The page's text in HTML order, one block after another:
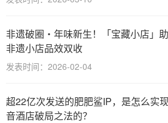
非遗破圈・年味新生！「宝藏小店」
非遗小店品效双收
发表时间：2026-02-04
超22亿次发送的肥肥鲨IP，是怎么实
音酒店破局之法的？